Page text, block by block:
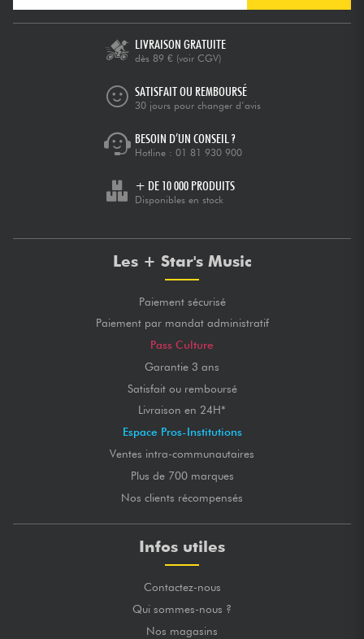
LIVRAISON GRATUITE
dès 89 € (voir CGV)
SATISFAIT OU REMBOURSÉ
30 jours pour changer d’avis
BESOIN D’UN CONSEIL ?
Hotline : 01 81 930 900
+ DE 10 000 PRODUITS
Disponibles en stock
Les + Star's Music
Paiement sécurisé
Paiement par mandat administratif
Pass Culture
Garantie 3 ans
Satisfait ou remboursé
Livraison en 24H*
Espace Pros-Institutions
Ventes intra-communautaires
Plus de 700 marques
Nos clients récompensés
Infos utiles
Contactez-nous
Qui sommes-nous ?
Nos magasins